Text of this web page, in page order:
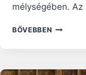
mélységében.
BŐVEBBEN
BÍRÓ